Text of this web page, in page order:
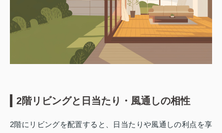
2階リビングと日当たり・風通しの相性
2階にリビングを配置すると、日当たりや風通しの利点を享